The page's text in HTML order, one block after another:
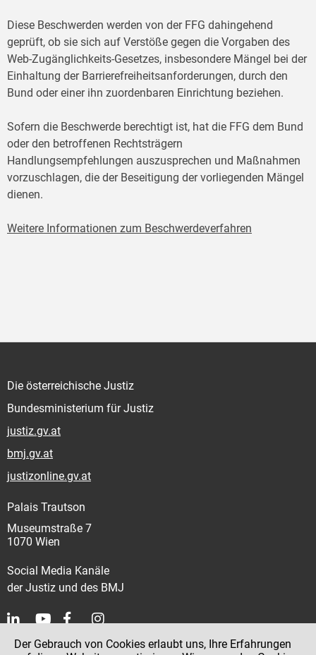
Diese Beschwerden werden von der FFG dahingehend
geprüft, ob sie sich auf Verstöße gegen die Vorgaben des
Web-Zugänglichkeits-Gesetzes, insbesondere Mängel bei der
Einhaltung der Barrierefreiheitsanforderungen, durch den
Bund oder einer ihn zuordenbaren Einrichtung beziehen.
Sofern die Beschwerde berechtigt ist, hat die FFG dem Bund
oder den betroffenen Rechtsträgern
Handlungsempfehlungen auszusprechen und Maßnahmen
vorzuschlagen, die der Beseitigung der vorliegenden Mängel
dienen.
Weitere Informationen zum Beschwerdeverfahren
Die österreichische Justiz
Bundesministerium für Justiz
justiz.gv.at
bmj.gv.at
justizonline.gv.at
Palais Trautson
Museumstraße 7
1070 Wien
Social Media Kanäle
der Justiz und des BMJ
Kontakt
Der Gebrauch von Cookies erlaubt uns, Ihre Erfahrungen